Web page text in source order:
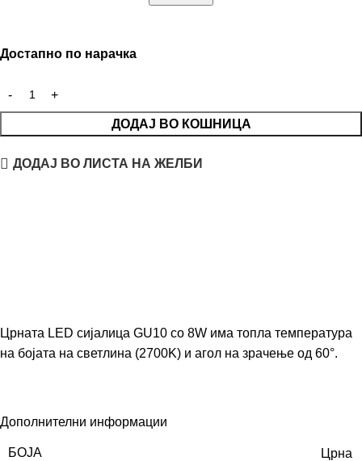
Достапно по нарачка
ДОДАЈ ВО КОШНИЦА
ДОДАЈ ВО ЛИСТА НА ЖЕЛБИ
Црната LED сијалица GU10 со 8W има топла температура
на бојата на светлина (2700K) и агол на зрачење од 60°.
Дополнителни информации
БОЈА Црна